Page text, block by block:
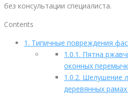
без консультации специалиста.
Contents
1. Типичные повреждения
1.0.1. Пятна
оконных
1.0.2. Шелушение
деревянных